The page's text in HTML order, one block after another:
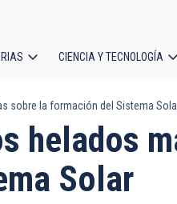
CIENCIA Y TECNOLOGÍA
sobre la formación del Sistema
helados
Solar